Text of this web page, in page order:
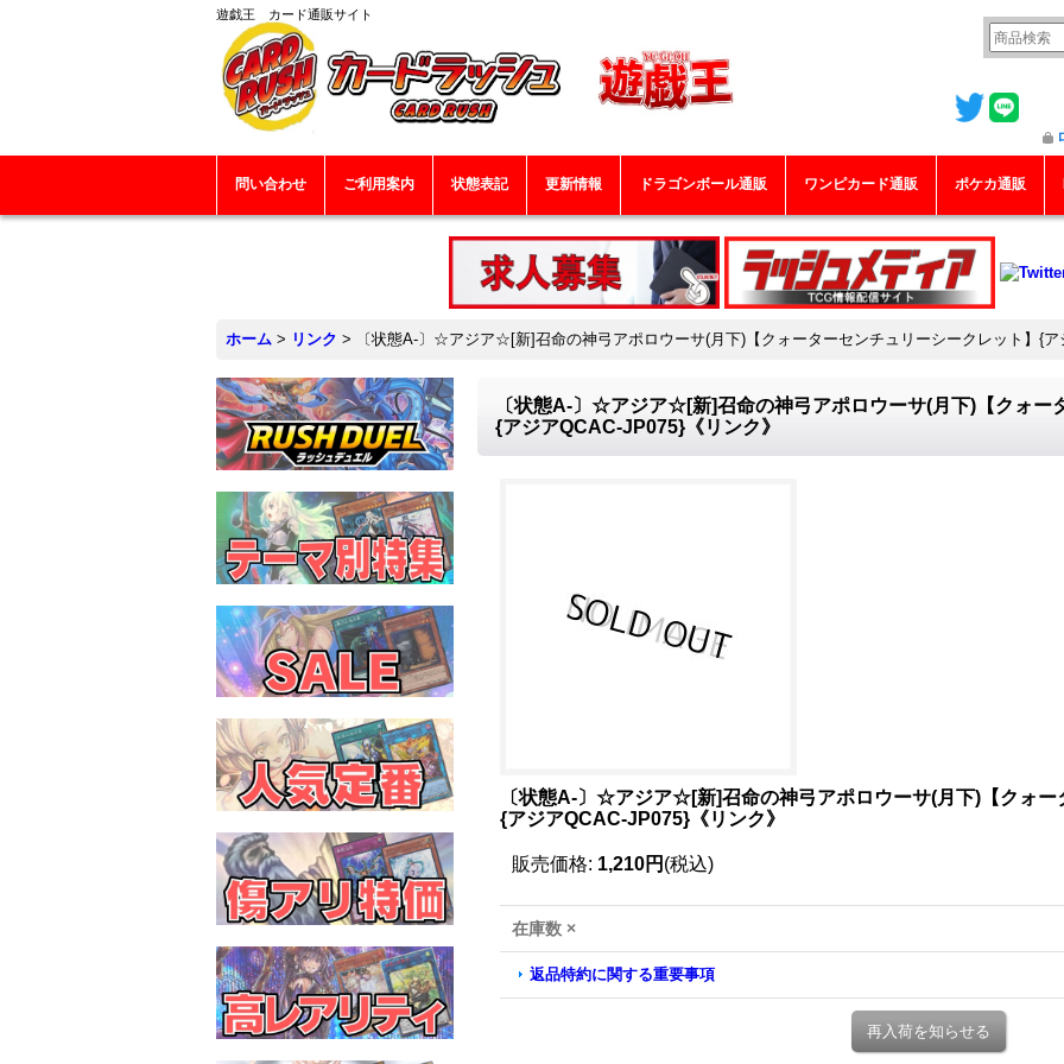
遊戯王 カード通販サイト
問い合わせ ご利用案内 状態表記 更新情報 ドラゴンボール通販 ワンピカード通販 ポケカ通販
ホーム > リンク > 〔状態A-〕☆アジア☆[新]召命の神弓アポロウーサ(月下)【クォーターセンチュリーシークレット】{ア
〔状態A-〕☆アジア☆[新]召命の神弓アポロウーサ(月下)【クォー
{アジアQCAC-JP075}《リンク》
〔状態A-〕☆アジア☆[新]召命の神弓アポロウーサ(月下)【クォー
{アジアQCAC-JP075}《リンク》
販売価格: 1,210円 (税込)
在庫数 ×
返品特約に関する重要事項
再入荷を知らせる